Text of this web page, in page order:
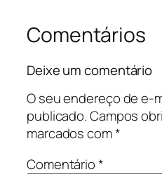
Comentários
Deixe um comentário
O seu endereço de e-
publicado.Campos
marcados com*
Comentário*